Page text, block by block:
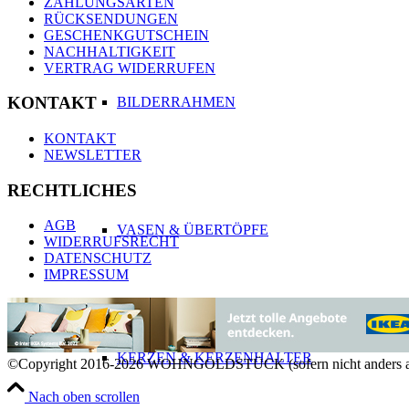
BILDERRAHMEN
VASEN & ÜBERTÖPFE
KERZEN & KERZENHALTER
RÜCKSENDUNGEN
GESCHENKGUTSCHEIN
NACHHALTIGKEIT
VERTRAG WIDERRUFEN
KONTAKT
KONTAKT
NEWSLETTER
RECHTLICHES
AGB
WIDERRUFSRECHT
DATENSCHUTZ
IMPRESSUM
©Copyright 2016-2026 WOHNGOLDSTÜCK (sofern nicht anders
Nach oben scrollen